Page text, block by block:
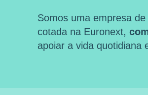
Somos uma empresa
cotada na Euronext,
apoiar a vida quotidiana